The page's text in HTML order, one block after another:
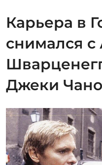
Карьера в
снимался
Джеки